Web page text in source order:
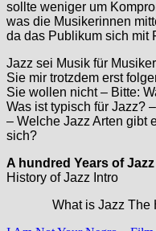
sollte weniger um
was die Musikerinnen
da das Publikum sich mit
Jazz sei Musik für
Sie mir trotzdem erst
Sie wollen nicht – Bitte:
Was ist typisch für Jazz?
– Welche Jazz Arten gibt
sich?
A hundred Years of
History of Jazz Intro
What is Jazz The